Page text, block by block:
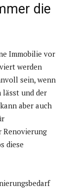
die
Immobilie vor
werden
sein, wenn
lässt und der
aber auch
Renovierung
diese